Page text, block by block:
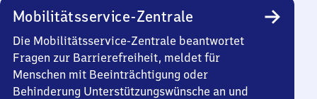
Mobilitätsservice-Zentrale
Die Mobilitätsservice-Zentrale beantwortet
Fragen zur Barrierefreiheit, meldet für
Menschen mit Beeinträchtigung oder
Behinderung Unterstützungswünsche an und